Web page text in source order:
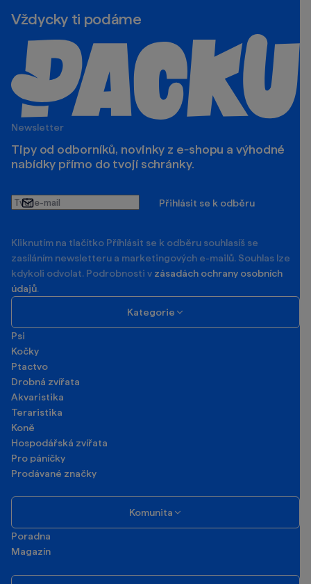
Vždycky ti podáme
Newsletter
Tipy od odborníků, novinky z e‑shopu a výhodné
nabídky přímo do tvojí schránky.
Tvůj
e-
Přihlásit se k odběru
Kliknutím na tlačítko Příhlásit se k odběru souhlasíš se
zasíláním newsletteru a marketingových e-mailů. Souhlas lze
kdykoli odvolat. Podrobnosti v zásadách ochrany osobních
údajů.
Kategorie
Psi
Kočky
Ptactvo
Drobná zvířata
Akvaristika
Teraristika
Koně
Hospodářská zvířata
Pro páníčky
Prodávané značky
Komunita
Poradna
Magazín